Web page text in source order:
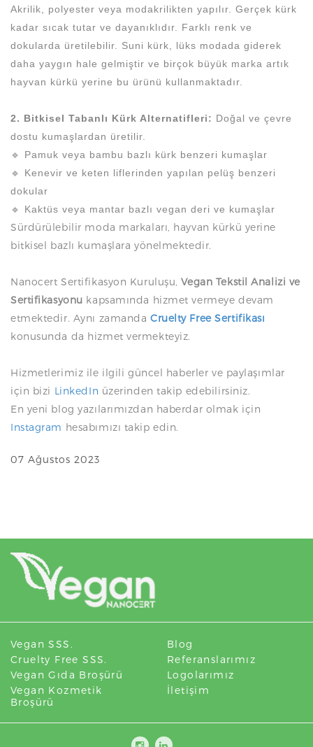
Akrilik, polyester veya modakrilikten yapılır. Gerçek kürk
kadar sıcak tutar ve dayanıklıdır. Farklı renk ve
dokularda üretilebilir. Suni kürk, lüks modada giderek
daha yaygın hale gelmiştir ve birçok büyük marka artık
hayvan kürkü yerine bu ürünü kullanmaktadır.
2. Bitkisel Tabanlı Kürk Alternatifleri: Doğal ve çevre
dostu kumaşlardan üretilir.
🔹 Pamuk veya bambu bazlı kürk benzeri kumaşlar
🔹 Kenevir ve keten liflerinden yapılan pelüş benzeri
dokular
🔹 Kaktüs veya mantar bazlı vegan deri ve kumaşlar
Sürdürülebilir moda markaları, hayvan kürkü yerine
bitkisel bazlı kumaşlara yönelmektedir.
Nanocert Sertifikasyon Kuruluşu,Vegan Tekstil Analizi ve
Sertifikasyonu kapsamında hizmet vermeye devam
etmektedir. Aynı zamanda Cruelty Free Sertifikası
konusunda da hizmet vermekteyiz.
Hizmetlerimiz ile ilgili güncel haberler ve paylaşımlar
için bizi LinkedIn üzerinden takip edebilirsiniz.
En yeni blog yazılarımızdan haberdar olmak için
Instagram hesabımızı takip edin.
07 Ağustos 2023
Vegan SSS.
Cruelty Free SSS.
Vegan Gıda Broşürü
Vegan Kozmetik
Broşürü
Blog
Referanslarımız
Logolarımız
İletişim